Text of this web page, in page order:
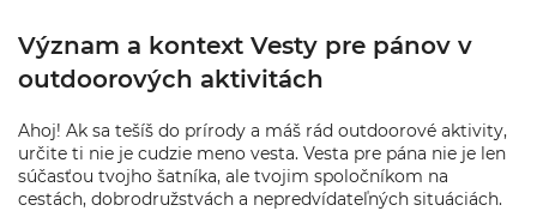
Význam a kontext Vesty pre pánov v
outdoorových aktivitách
Ahoj! Ak sa tešíš do prírody a máš rád outdoorové aktivity,
určite ti nie je cudzie meno vesta. Vesta pre pána nie je len
súčasťou tvojho šatníka, ale tvojim spoločníkom na
cestách, dobrodružstvách a nepredvídateľných situáciách.